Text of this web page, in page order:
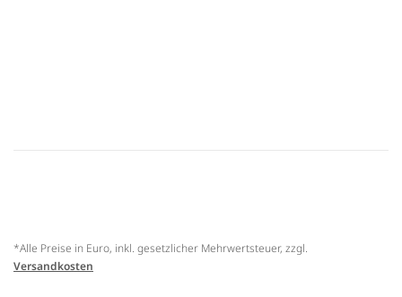
*Alle Preise in Euro, inkl. gesetzlicher Mehrwertsteuer, zzgl.
Versandkosten